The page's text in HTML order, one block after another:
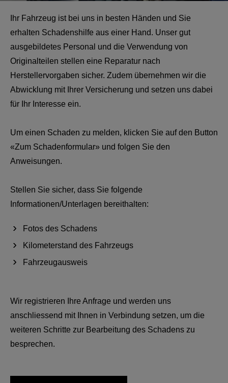
Geschäftskunden
Ihr Fahrzeug ist bei uns in besten Händen und Sie
erhalten Schadenshilfe aus einer Hand. Unser gut
ausgebildetes Personal und die Verwendung von
Originalteilen stellen eine Reparatur nach
Herstellervorgaben sicher. Zudem übernehmen wir die
Abwicklung mit Ihrer Versicherung und setzen uns dabei
für Ihr Interesse ein.
Um einen Schaden zu melden, klicken Sie auf den Button
«Zum Schadenformular» und folgen Sie den
Anweisungen.
Stellen Sie sicher, dass Sie folgende
Informationen/Unterlagen bereithalten:
Fotos des Schadens
Kilometerstand des Fahrzeugs
Fahrzeugausweis
Wir registrieren Ihre Anfrage und werden uns
anschliessend mit Ihnen in Verbindung setzen, um die
weiteren Schritte zur Bearbeitung des Schadens zu
besprechen.